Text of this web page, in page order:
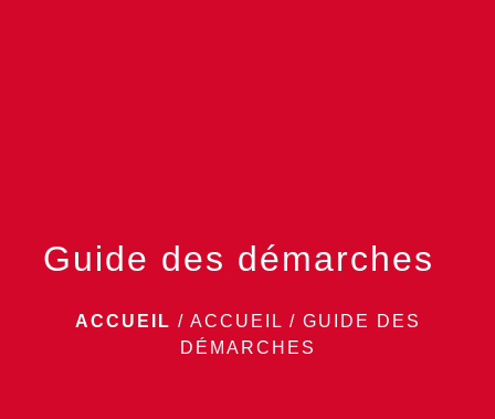
Guide des démarches
ACCUEIL / ACCUEIL / GUIDE DES
DÉMARCHES